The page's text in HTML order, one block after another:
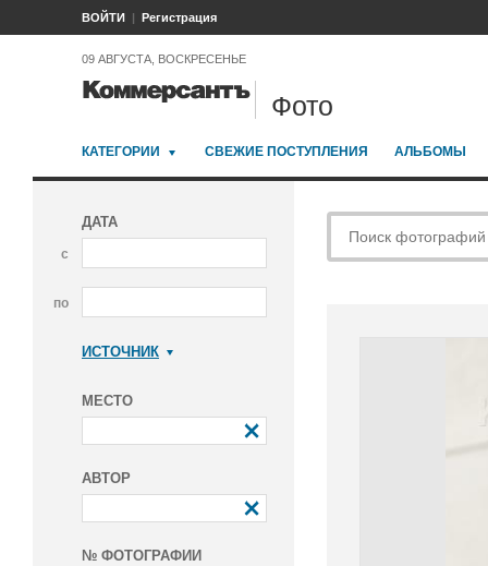
ВОЙТИ Регистрация
09 АВГУСТА, ВОСКРЕСЕНЬЕ
Фото
КАТЕГОРИИ СВЕЖИЕ ПОСТУПЛЕНИЯ АЛЬБОМЫ
ДАТА
с
по
ИСТОЧНИК
МЕСТО
АВТОР
№ ФОТОГРАФИИ